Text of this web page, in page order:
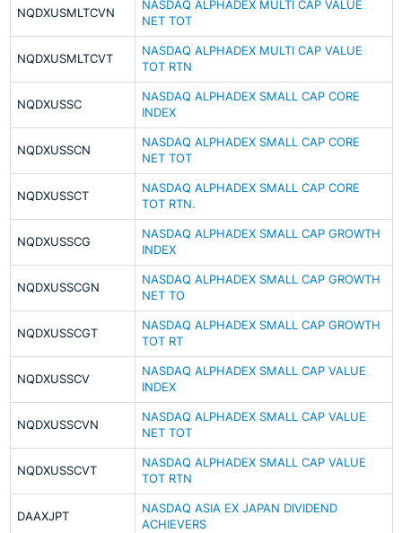
NQDXUSMLTCVN
NASDAQ ALPHADEX MULTI CAP VALUE
NET TOT
NQDXUSMLTCVT
NASDAQ ALPHADEX MULTI CAP VALUE
TOT RTN
NQDXUSSC
NASDAQ ALPHADEX SMALL CAP CORE
INDEX
NQDXUSSCN
NASDAQ ALPHADEX SMALL CAP CORE
NET TOT
NQDXUSSCT
NASDAQ ALPHADEX SMALL CAP CORE
TOT RTN.
NQDXUSSCG
NASDAQ ALPHADEX SMALL CAP GROWTH
INDEX
NQDXUSSCGN
NASDAQ ALPHADEX SMALL CAP GROWTH
NET TO
NQDXUSSCGT
NASDAQ ALPHADEX SMALL CAP GROWTH
TOT RT
NQDXUSSCV
NASDAQ ALPHADEX SMALL CAP VALUE
INDEX
NQDXUSSCVN
NASDAQ ALPHADEX SMALL CAP VALUE
NET TOT
NQDXUSSCVT
NASDAQ ALPHADEX SMALL CAP VALUE
TOT RTN
DAAXJPT
NASDAQ ASIA EX JAPAN DIVIDEND
ACHIEVERS